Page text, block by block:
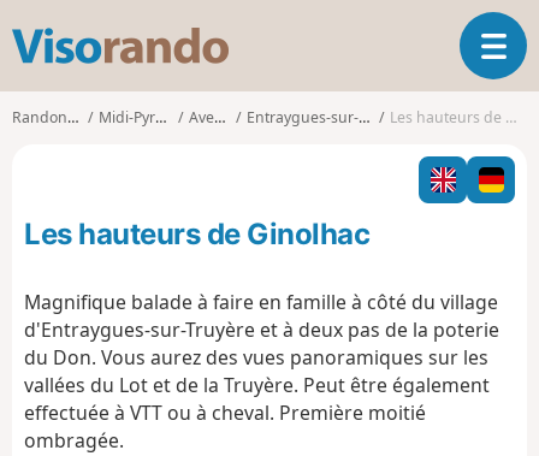
s
o
O
u
i
r
l
v
i
Randonnées Midi-Pyrénées Aveyron Entraygues-sur-Truyère Les hauteurs de Ginolhac
Les hauteurs de Ginolhac
Magnifique balade à faire en famille à côté du village
d'Entraygues-sur-Truyère et à deux pas de la poterie
du Don. Vous aurez des vues panoramiques sur les
vallées du Lot et de la Truyère. Peut être également
effectuée à VTT ou à cheval. Première moitié
ombragée.